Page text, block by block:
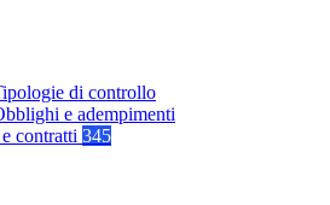
di controllo
e adempimenti
contratti 345